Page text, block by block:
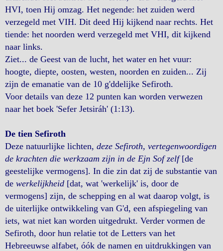
HVI, toen Hij omzag. Het negende: het zuiden werd
verzegeld met VIH. Dit deed Hij kijkend naar rechts. Het
tiende: het noorden werd verzegeld met VHI, dit kijkend
naar links.
Ziet... de Geest van de lucht, het water en het vuur:
hoogte, diepte, oosten, westen, noorden en zuiden... Zij
zijn de emanatie van de 10 g'ddelijke Sefiroth.
Voor details van deze 12 punten kan worden verwezen
naar het boek 'Sefer Jetsiráh' (1:13).
De tien Sefiroth
Deze natuurlijke lichten, deze Sefiroth, vertegenwoordigen
de krachten die werkzaam zijn in de Ejn Sof zelf[de
geestelijke vermogens]. In die zin dat zij de substantie van
de werkelijkheid [dat, wat 'werkelijk' is, door de
vermogens] zijn, de schepping en al wat daarop volgt, is
de uiterlijke ontwikkeling van G'd, een afspiegeling van
iets, wat niet kan worden uitgedrukt. Verder vormen de
Sefiroth, door hun relatie tot de Letters van het
Hebreeuwse alfabet, óók de namen en uitdrukkingen van